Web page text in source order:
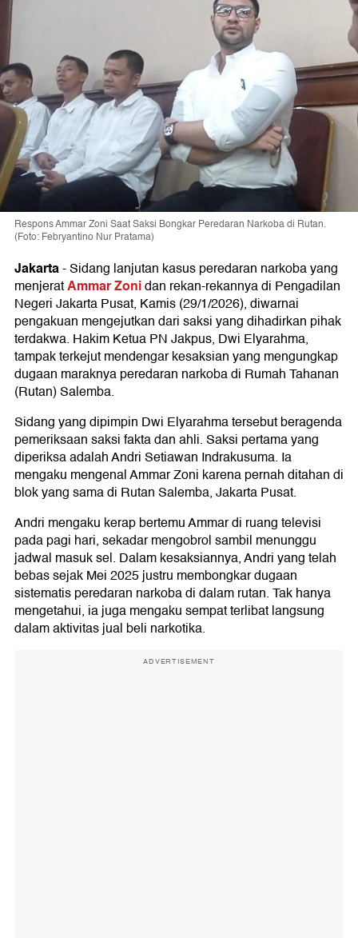
Respons Ammar Zoni Saat Saksi Bongkar Peredaran Narkoba di Rutan.
(Foto: Febryantino Nur Pratama)
Jakarta-Sidang lanjutan kasus peredaran narkoba yang
menjeratAmmar Zonidan rekan-rekannya di Pengadilan
Negeri Jakarta Pusat, Kamis (29/1/2026), diwarnai
pengakuan mengejutkan dari saksi yang dihadirkan pihak
terdakwa. Hakim Ketua PN Jakpus, Dwi Elyarahma,
tampak terkejut mendengar kesaksian yang mengungkap
dugaan maraknya peredaran narkoba di Rumah Tahanan
(Rutan) Salemba.
Sidang yang dipimpin Dwi Elyarahma tersebut beragenda
pemeriksaan saksi fakta dan ahli. Saksi pertama yang
diperiksa adalah Andri Setiawan Indrakusuma. Ia
mengaku mengenal Ammar Zoni karena pernah ditahan di
blok yang sama di Rutan Salemba, Jakarta Pusat.
Andri mengaku kerap bertemu Ammar di ruang televisi
pada pagi hari, sekadar mengobrol sambil menunggu
jadwal masuk sel. Dalam kesaksiannya, Andri yang telah
bebas sejak Mei 2025 justru membongkar dugaan
sistematis peredaran narkoba di dalam rutan. Tak hanya
mengetahui, ia juga mengaku sempat terlibat langsung
dalam aktivitas jual beli narkotika.
ADVERTISEMENT